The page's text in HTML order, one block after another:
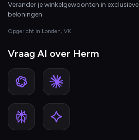
Verander je winkelgewoonten in exclusieve
beloningen
Opgericht in Londen, VK
Vraag AI over Herm